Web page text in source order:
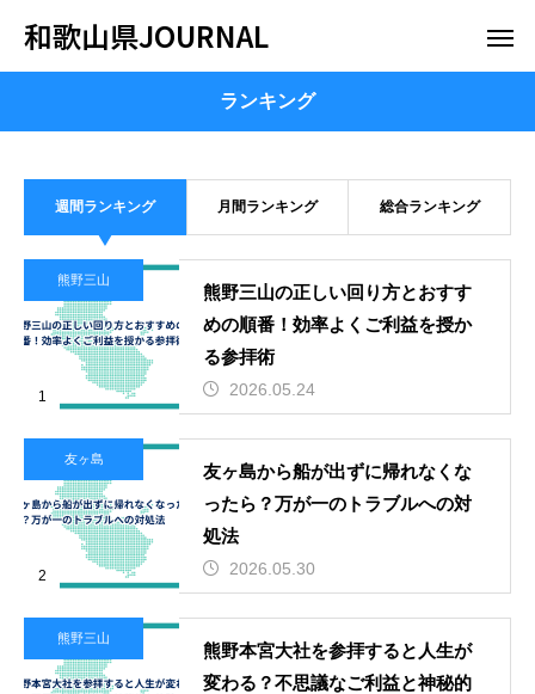
和歌山県JOURNAL
ランキング
週間ランキング 月間ランキング 総合ランキング
熊野三山
1
熊野三山の正しい回り方とおすす
めの順番！効率よくご利益を授か
る参拝術
2026.05.24
友ヶ島
2
友ヶ島から船が出ずに帰れなくな
ったら？万が一のトラブルへの対
処法
2026.05.30
熊野三山
熊野本宮大社を参拝すると人生が
変わる？不思議なご利益と神秘的